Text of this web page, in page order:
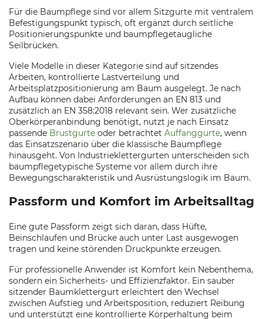
Für die Baumpflege sind vor allem Sitzgurte mit ventralem
Befestigungspunkt typisch, oft ergänzt durch seitliche
Positionierungspunkte und baumpflegetaugliche
Seilbrücken.
Viele Modelle in dieser Kategorie sind auf sitzendes
Arbeiten, kontrollierte Lastverteilung und
Arbeitsplatzpositionierung am Baum ausgelegt. Je nach
Aufbau können dabei Anforderungen an EN 813 und
zusätzlich an EN 358:2018 relevant sein. Wer zusätzliche
Oberkörperanbindung benötigt, nutzt je nach Einsatz
passende Brustgurte oder betrachtet Auffanggurte, wenn
das Einsatzszenario über die klassische Baumpflege
hinausgeht. Von Industrieklettergurten unterscheiden sich
baumpflegetypische Systeme vor allem durch ihre
Bewegungscharakteristik und Ausrüstungslogik im Baum.
Passform und Komfort im Arbeitsalltag
Eine gute Passform zeigt sich daran, dass Hüfte,
Beinschlaufen und Brücke auch unter Last ausgewogen
tragen und keine störenden Druckpunkte erzeugen.
Für professionelle Anwender ist Komfort kein Nebenthema,
sondern ein Sicherheits- und Effizienzfaktor. Ein sauber
sitzender Baumklettergurt erleichtert den Wechsel
zwischen Aufstieg und Arbeitsposition, reduziert Reibung
und unterstützt eine kontrollierte Körperhaltung beim